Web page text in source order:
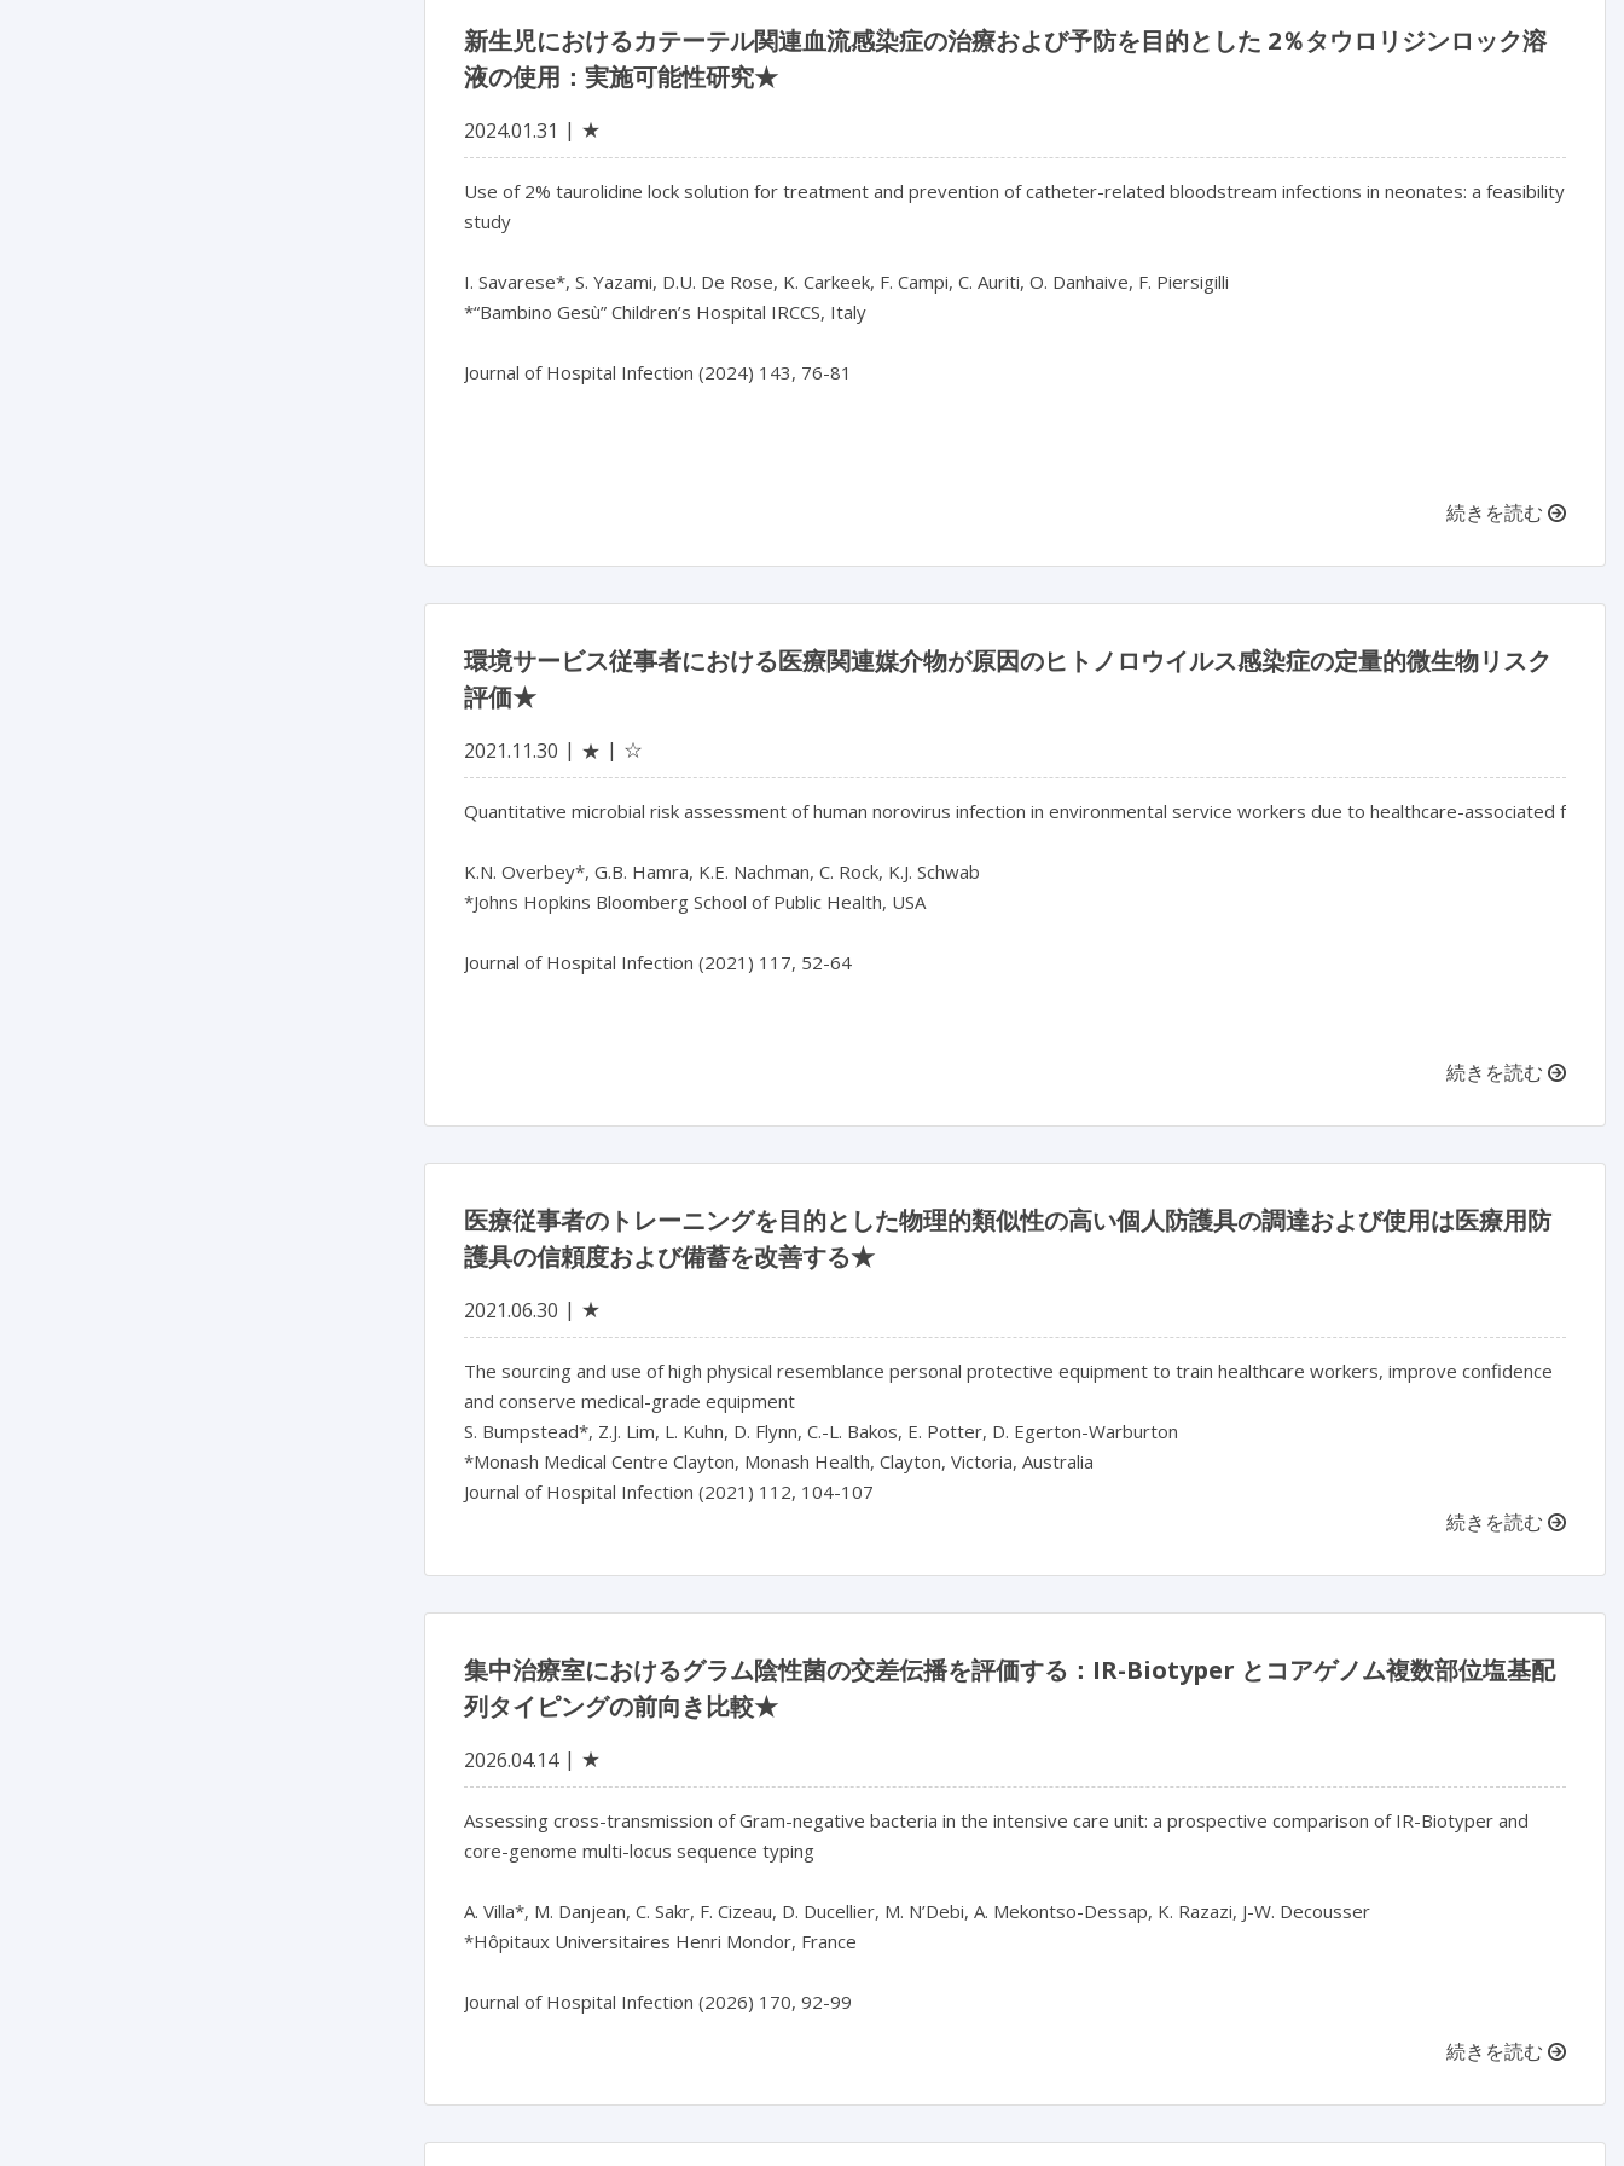
新生児におけるカテーテル関連血流感染症の治療および予防を目的とした 2％タウロリジンロック溶
液の使用：実施可能性研究★
2024.01.31 ★
Use of 2% taurolidine lock solution for treatment and prevention of catheter-related bloodstream infections in neonates: a feasibility
study
I. Savarese*, S. Yazami, D.U. De Rose, K. Carkeek, F. Campi, C. Auriti, O. Danhaive, F. Piersigilli
*“Bambino Gesù” Children’s Hospital IRCCS, Italy
Journal of Hospital Infection (2024) 143, 76-81
続きを読む
環境サービス従事者における医療関連媒介物が原因のヒトノロウイルス感染症の定量的微生物リスク
評価★
2021.11.30 ★ ☆
Quantitative microbial risk assessment of human norovirus infection in environmental service workers due to healthcare-associated fomites
K.N. Overbey*, G.B. Hamra, K.E. Nachman, C. Rock, K.J. Schwab
*Johns Hopkins Bloomberg School of Public Health, USA
Journal of Hospital Infection (2021) 117, 52-64
続きを読む
医療従事者のトレーニングを目的とした物理的類似性の高い個人防護具の調達および使用は医療用防
護具の信頼度および備蓄を改善する★
2021.06.30 ★
The sourcing and use of high physical resemblance personal protective equipment to train healthcare workers, improve confidence
and conserve medical-grade equipment
S. Bumpstead*, Z.J. Lim, L. Kuhn, D. Flynn, C.-L. Bakos, E. Potter, D. Egerton-Warburton
*Monash Medical Centre Clayton, Monash Health, Clayton, Victoria, Australia
Journal of Hospital Infection (2021) 112, 104-107
続きを読む
集中治療室におけるグラム陰性菌の交差伝播を評価する：IR-Biotyper とコアゲノム複数部位塩基配
列タイピングの前向き比較★
2026.04.14 ★
Assessing cross-transmission of Gram-negative bacteria in the intensive care unit: a prospective comparison of IR-Biotyper and
core-genome multi-locus sequence typing
A. Villa*, M. Danjean, C. Sakr, F. Cizeau, D. Ducellier, M. N’Debi, A. Mekontso-Dessap, K. Razazi, J-W. Decousser
*Hôpitaux Universitaires Henri Mondor, France
続きを読む